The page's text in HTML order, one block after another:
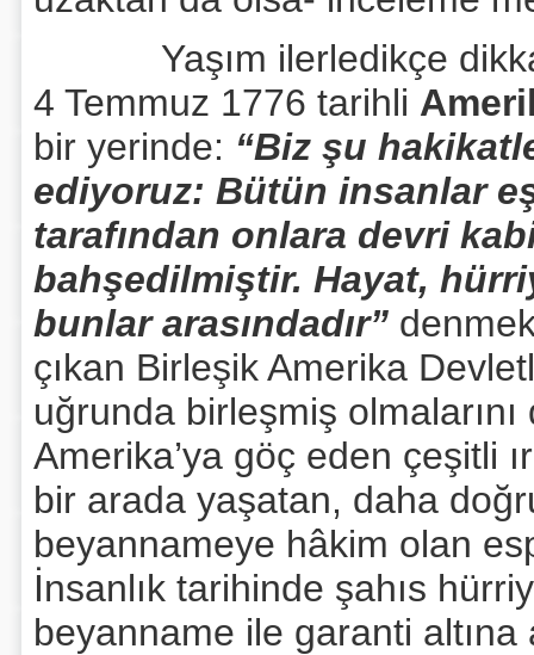
Yaşım ilerledikçe
4 Temmuz 1776 tarihli
bir yerinde: “Biz şu
ediyoruz: Bütün insanlar
tarafından onlara devri
bahşedilmiştir. Hayat,
bunlar arasındadır”
çıkan Birleşik Amerika
uğrunda birleşmiş
Amerika’ya göç eden çeşitli
bir arada yaşatan, daha
beyannameye hâkim olan
İnsanlık tarihinde şahıs
beyanname ile garanti altına